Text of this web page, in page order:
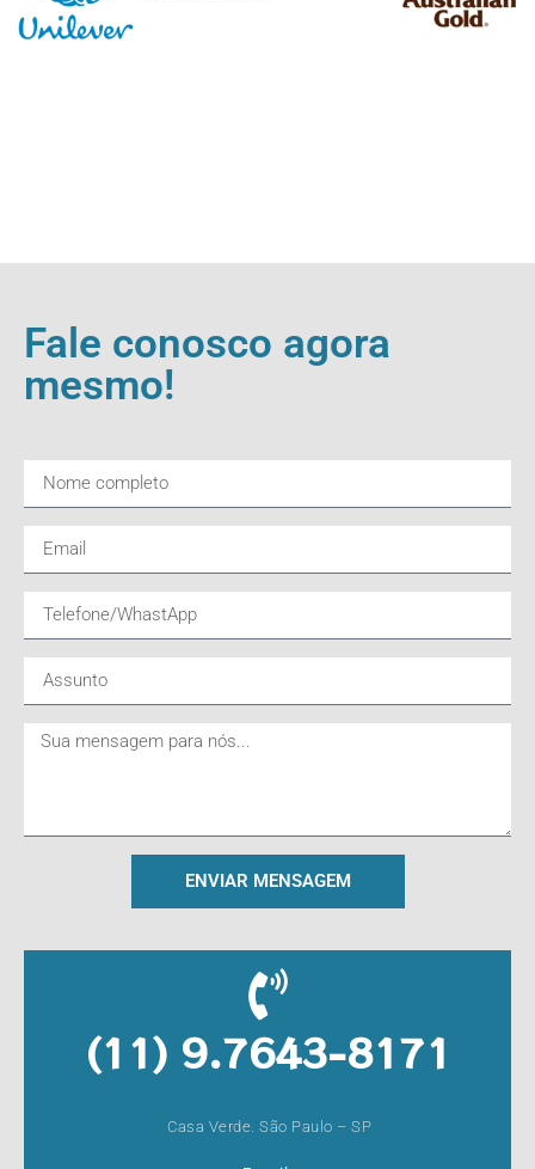
Fale conosco agora
mesmo!
ENVIAR MENSAGEM
(11) 9.7643-8171
Casa Verde. São Paulo – SP